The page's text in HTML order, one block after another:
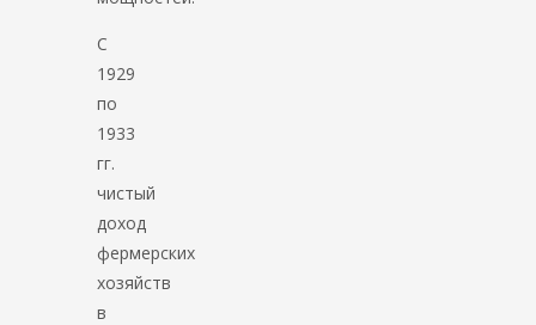
С
1929
по
1933
гг.
чистый
доход
фермерских
хозяйств
в